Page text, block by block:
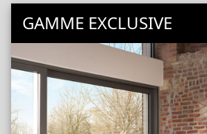
GAMME EXCLUSIVE